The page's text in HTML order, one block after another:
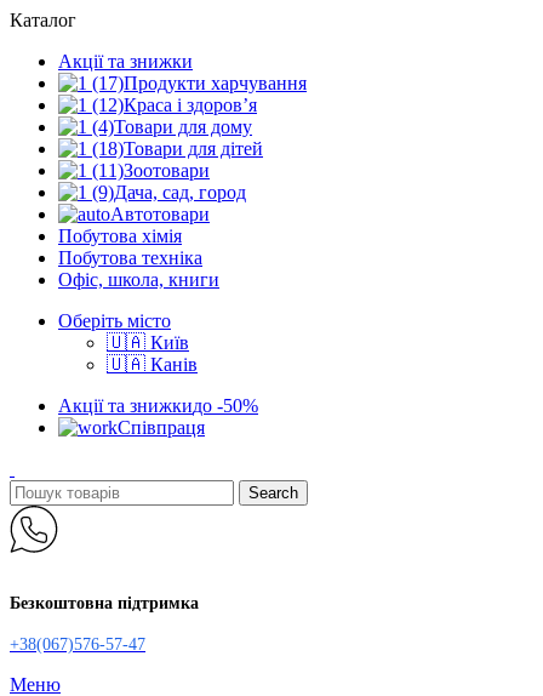
Каталог
Акції та знижки
Продукти харчування
Краса і здоров’я
Товари для дому
Товари для дітей
Зоотовари
Дача, сад, город
Автотовари
Побутова хімія
Побутова техніка
Офіс, школа, книги
Оберіть місто
🇺🇦 Київ
🇺🇦 Канів
Акції та знижкидо -50%
Співпраця
Search
Безкоштовна підтримка
+38(067)576-57-47
Меню